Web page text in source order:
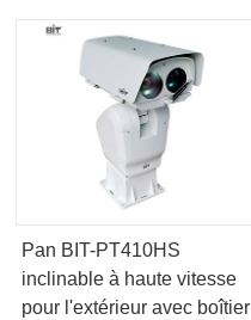
Pan BIT-PT410HS
inclinable à haute vitesse
pour l'extérieur avec boîtier